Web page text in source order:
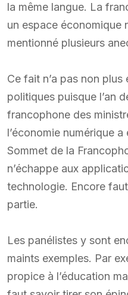
la même langue. La
un espace économique
mentionné plusieurs
Ce fait n’a pas non
politiques puisque l’an
francophone des
l’économie numérique
Sommet de la
n’échappe aux
technologie. Encore
partie.
Les panélistes y sont
maints exemples. Par
propice à l’éducation